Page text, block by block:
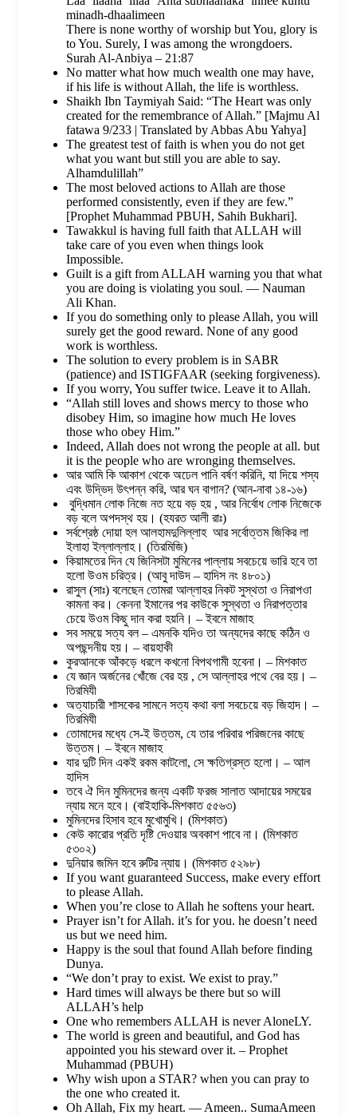
minadh-dhaalimeen
There is none worthy of worship but You, glory is
to You. Surely, I was among the wrongdoers.
Surah Al-Anbiya – 21:87
No matter what how much wealth one may have,
if his life is without Allah, the life is worthless.
Shaikh Ibn Taymiyah Said: “The Heart was only
created for the remembrance of Allah.” [Majmu Al
fatawa 9/233 | Translated by Abbas Abu Yahya]
The greatest test of faith is when you do not get
what you want but still you are able to say.
Alhamdulillah”
The most beloved actions to Allah are those
performed consistently, even if they are few.”
[Prophet Muhammad PBUH, Sahih Bukhari].
Tawakkul is having full faith that ALLAH will
take care of you even when things look
Impossible.
Guilt is a gift from ALLAH warning you that what
you are doing is violating you soul. — Nauman
Ali Khan.
If you do something only to please Allah, you will
surely get the good reward. None of any good
work is worthless.
The solution to every problem is in SABR
(patience) and ISTIGFAAR (seeking forgiveness).
If you worry, You suffer twice. Leave it to Allah.
“Allah still loves and shows mercy to those who
disobey Him, so imagine how much He loves
those who obey Him.”
Indeed, Allah does not wrong the people at all. but
it is the people who are wronging themselves.
আর আমি কি আকাশ থেকে অঢেল পানি বর্ষণ করিনি, যা দিয়ে শস্য
এবং উদ্ভিদ উৎপন্ন করি, আর ঘন বাগান? (আন-নাবা ১৪-১৬)
বুদ্ধিমান লোক নিজে নত হয়ে বড় হয় , আর নির্বোধ লোক নিজেকে
বড় বলে অপদস্থ হয়। (হযরত আলী রাঃ)
সর্বশ্রেষ্ঠ দোয়া হল আলহামদুলিল্লাহ আর সর্বোত্তম জিকির লা
ইলাহা ইল্লাল্লাহ। (তিরমিজি)
কিয়ামতের দিন যে জিনিসটা মুমিনের পাল্লায় সবচেয়ে ভারি হবে তা
হলো উওম চরিত্র। (আবু দাউদ – হাদিস নং ৪৮০১)
রাসুল (সাঃ) বলেছেন তোমরা আল্লাহর নিকট সুস্থতা ও নিরাপওা
কামনা কর। কেননা ইমানের পর কাউকে সুস্থতা ও নিরাপত্তার
চেয়ে উওম কিছু দান করা হয়নি। – ইবনে মাজাহ
সব সময়ে সত্য বল – এমনকি যদিও তা অন্যদের কাছে কঠিন ও
অপছন্দনীয় হয়। – বায়হাকী
কুরআনকে আঁকড়ে ধরলে কখনো বিপথগামী হবেনা। – মিশকাত
যে জ্ঞান অর্জনের খোঁজে বের হয় , সে আল্লাহর পথে বের হয়। –
তিরমিযী
অত্যাচারী শাসকের সামনে সত্য কথা বলা সবচেয়ে বড় জিহাদ। –
তিরমিযী
তোমাদের মধ্যে সে-ই উত্তম, যে তার পরিবার পরিজনের কাছে
উত্তম। – ইবনে মাজাহ
যার দুটি দিন একই রকম কাটলো, সে ক্ষতিগ্রস্ত হলো। – আল
হাদিস
তবে ঐ দিন মুমিনদের জন্য একটি ফরজ সালাত আদায়ের সময়ের
ন্যায় মনে হবে। (বাইহাকি-মিশকাত ৫৫৬৩)
মুমিনদের হিসাব হবে মুখোমুখি। (মিশকাত)
কেউ কারোর প্রতি দৃষ্টি দেওয়ার অবকাশ পাবে না। (মিশকাত
৫৩০২)
দুনিয়ার জমিন হবে রুটির ন্যায়। (মিশকাত ৫২৯৮)
If you want guaranteed Success, make every effort
to please Allah.
When you’re close to Allah he softens your heart.
Prayer isn’t for Allah. it’s for you. he doesn’t need
us but we need him.
Happy is the soul that found Allah before finding
Dunya.
“We don’t pray to exist. We exist to pray.”
Hard times will always be there but so will
ALLAH’s help
One who remembers ALLAH is never AloneLY.
The world is green and beautiful, and God has
appointed you his steward over it. – Prophet
Muhammad (PBUH)
Why wish upon a STAR? when you can pray to
the one who created it.
Oh Allah, Fix my heart. — Ameen.. SumaAmeen